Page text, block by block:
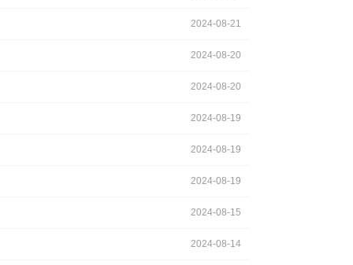
2024-08-21
2024-08-20
2024-08-20
2024-08-19
2024-08-19
2024-08-19
2024-08-15
2024-08-14